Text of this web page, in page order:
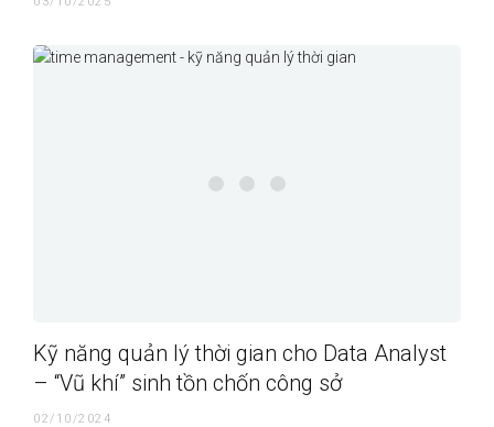
Kỹ năng quản lý thời gian cho Data Analyst
– “Vũ khí” sinh tồn chốn công sở
02/10/2024